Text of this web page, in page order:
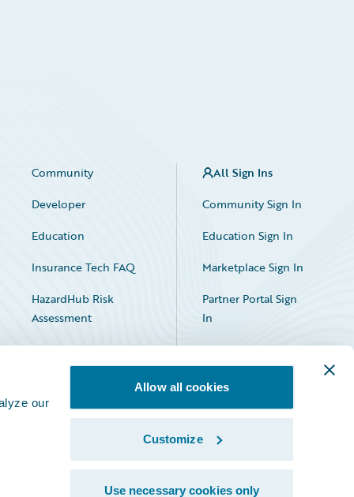
our
Allow all cookies
Customize
Use necessary cookies only
Community
Developer
Education
Insurance Tech FAQ
HazardHub Risk
Assessment
All Sign Ins
Community Sign In
Education Sign In
Marketplace Sign In
Partner Portal Sign
In
Facebook
X LinkedIn